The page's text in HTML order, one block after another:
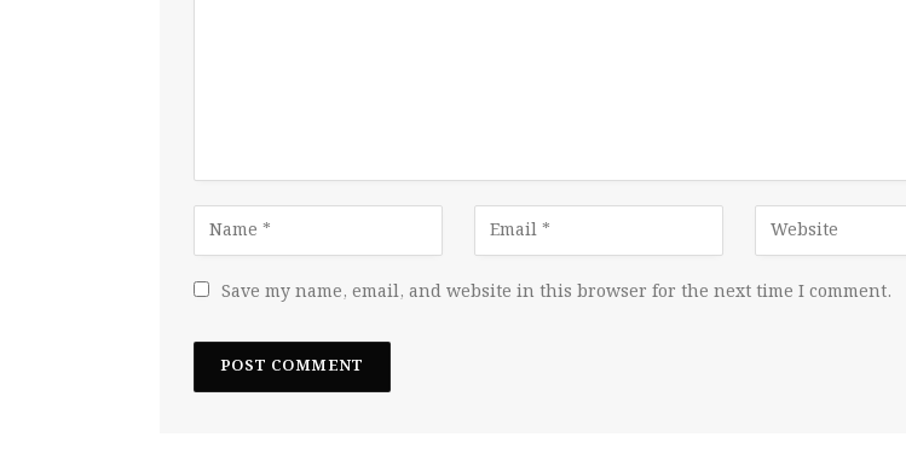
Save my name, email, and website in this browser for the next time I comment.